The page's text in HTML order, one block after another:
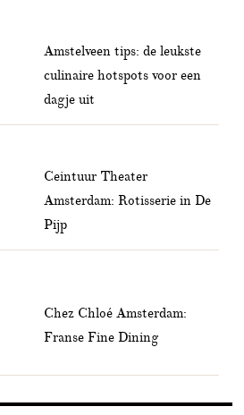
Amstelveen tips: de leukste
culinaire hotspots voor een
dagje uit
Ceintuur Theater
Amsterdam: Rotisserie in De
Pijp
Chez Chloé Amsterdam:
Franse Fine Dining